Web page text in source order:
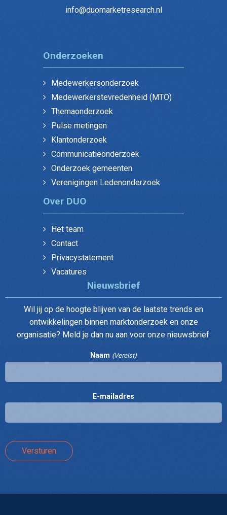
info@duomarketresearch.nl
Onderzoeken
Medewerkersonderzoek
Medewerkerstevredenheid (MTO)
Themaonderzoek
Pulse metingen
Klantonderzoek
Communicatieonderzoek
Onderzoek gemeenten
Verenigingen Ledenonderzoek
Over DUO
Het team
Contact
Privacystatement
Vacatures
Nieuwsbrief
Wil jij op de hoogte blijven van de laatste trends en
ontwikkelingen binnen marktonderzoek en onze
organisatie? Meld je dan nu aan voor onze nieuwsbrief.
Naam (Vereist)
E-mailadres